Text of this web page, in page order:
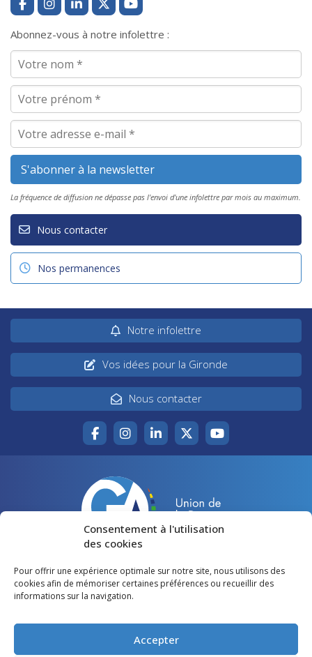
Consentement à l'utilisation
des cookies
Pour offrir une expérience optimale sur notre site, nous utilisons des
cookies afin de mémoriser certaines préférences ou recueillir des
informations sur la navigation.
Accepter
Abonnez-vous à notre infolettre :
La fréquence de diffusion ne dépasse pas l'envoi d'une infolettre par mois au maximum.
Nous contacter
Nos permanences
Notre infolettre
Vos idées pour la Gironde
Nous contacter
Accueil
Votre canton
Lire et voir
Agir pour la Gironde
Restons en contact